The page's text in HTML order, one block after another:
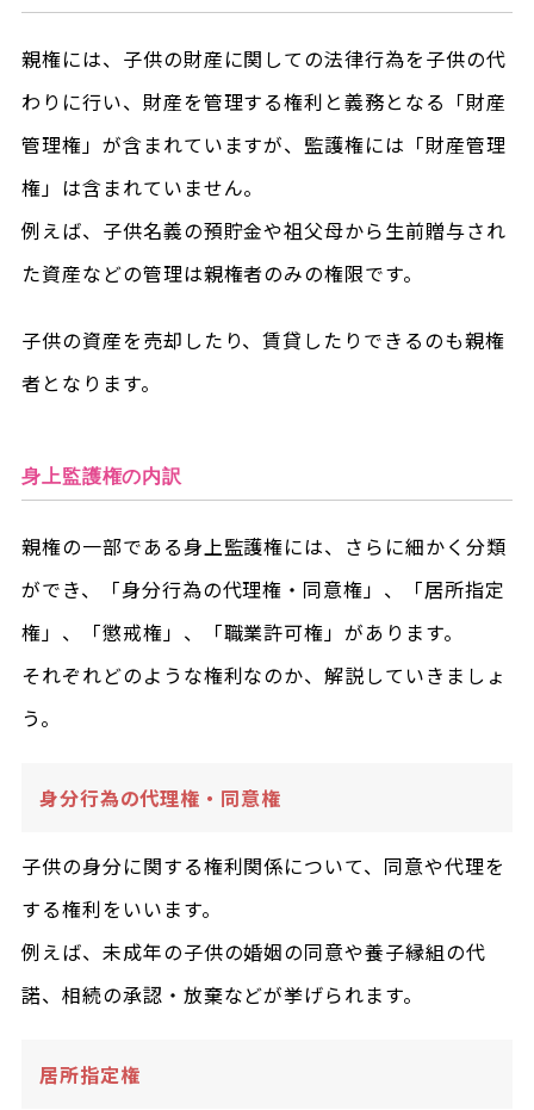
親権には、子供の財産に関しての法律行為を子供の代
わりに行い、財産を管理する権利と義務となる「財産
管理権」が含まれていますが、監護権には「財産管理
権」は含まれていません。
例えば、子供名義の預貯金や祖父母から生前贈与され
た資産などの管理は親権者のみの権限です。
子供の資産を売却したり、賃貸したりできるのも親権
者となります。
身上監護権の内訳
親権の一部である身上監護権には、さらに細かく分類
ができ、「身分行為の代理権・同意権」、「居所指定
権」、「懲戒権」、「職業許可権」があります。
それぞれどのような権利なのか、解説していきましょ
う。
身分行為の代理権・同意権
子供の身分に関する権利関係について、同意や代理を
する権利をいいます。
例えば、未成年の子供の婚姻の同意や養子縁組の代
諾、相続の承認・放棄などが挙げられます。
居所指定権